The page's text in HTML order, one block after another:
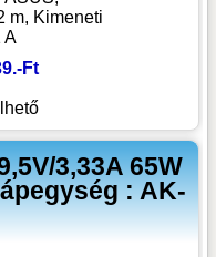
m, Kimeneti
A
Ft
3,33A 65W
: AK-